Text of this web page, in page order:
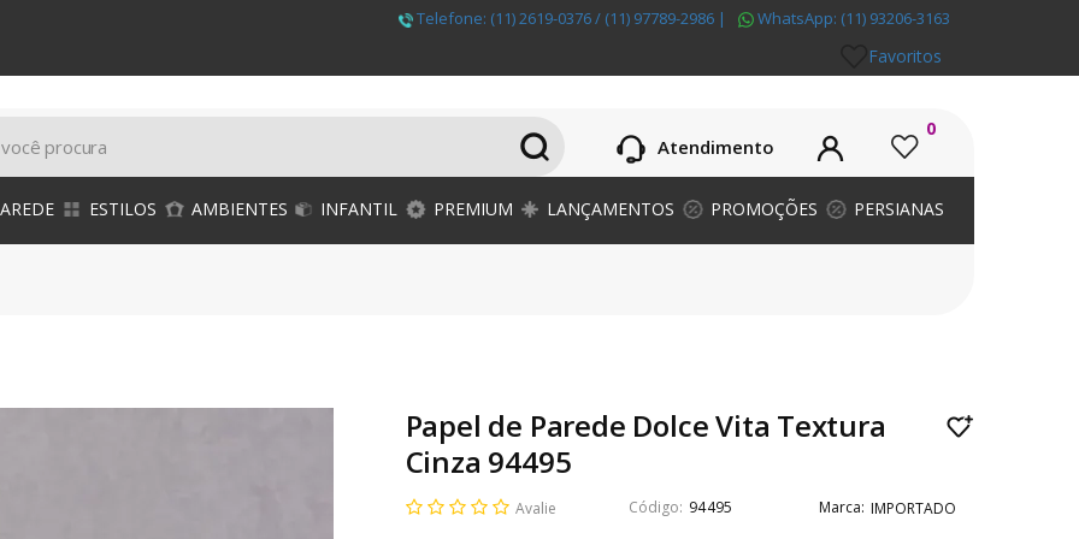
Telefone: (11) 2619-0376 / (11) 97789-2986 | WhatsApp: (11) 93206-3163
Favoritos
Atendimento
0
ESTILOS AMBIENTES INFANTIL PREMIUM LANÇAMENTOS PROMOÇÕES PERSIANAS
Papel de Parede Dolce Vita Textura
Cinza 94495
Avalie 94495 IMPORTADO